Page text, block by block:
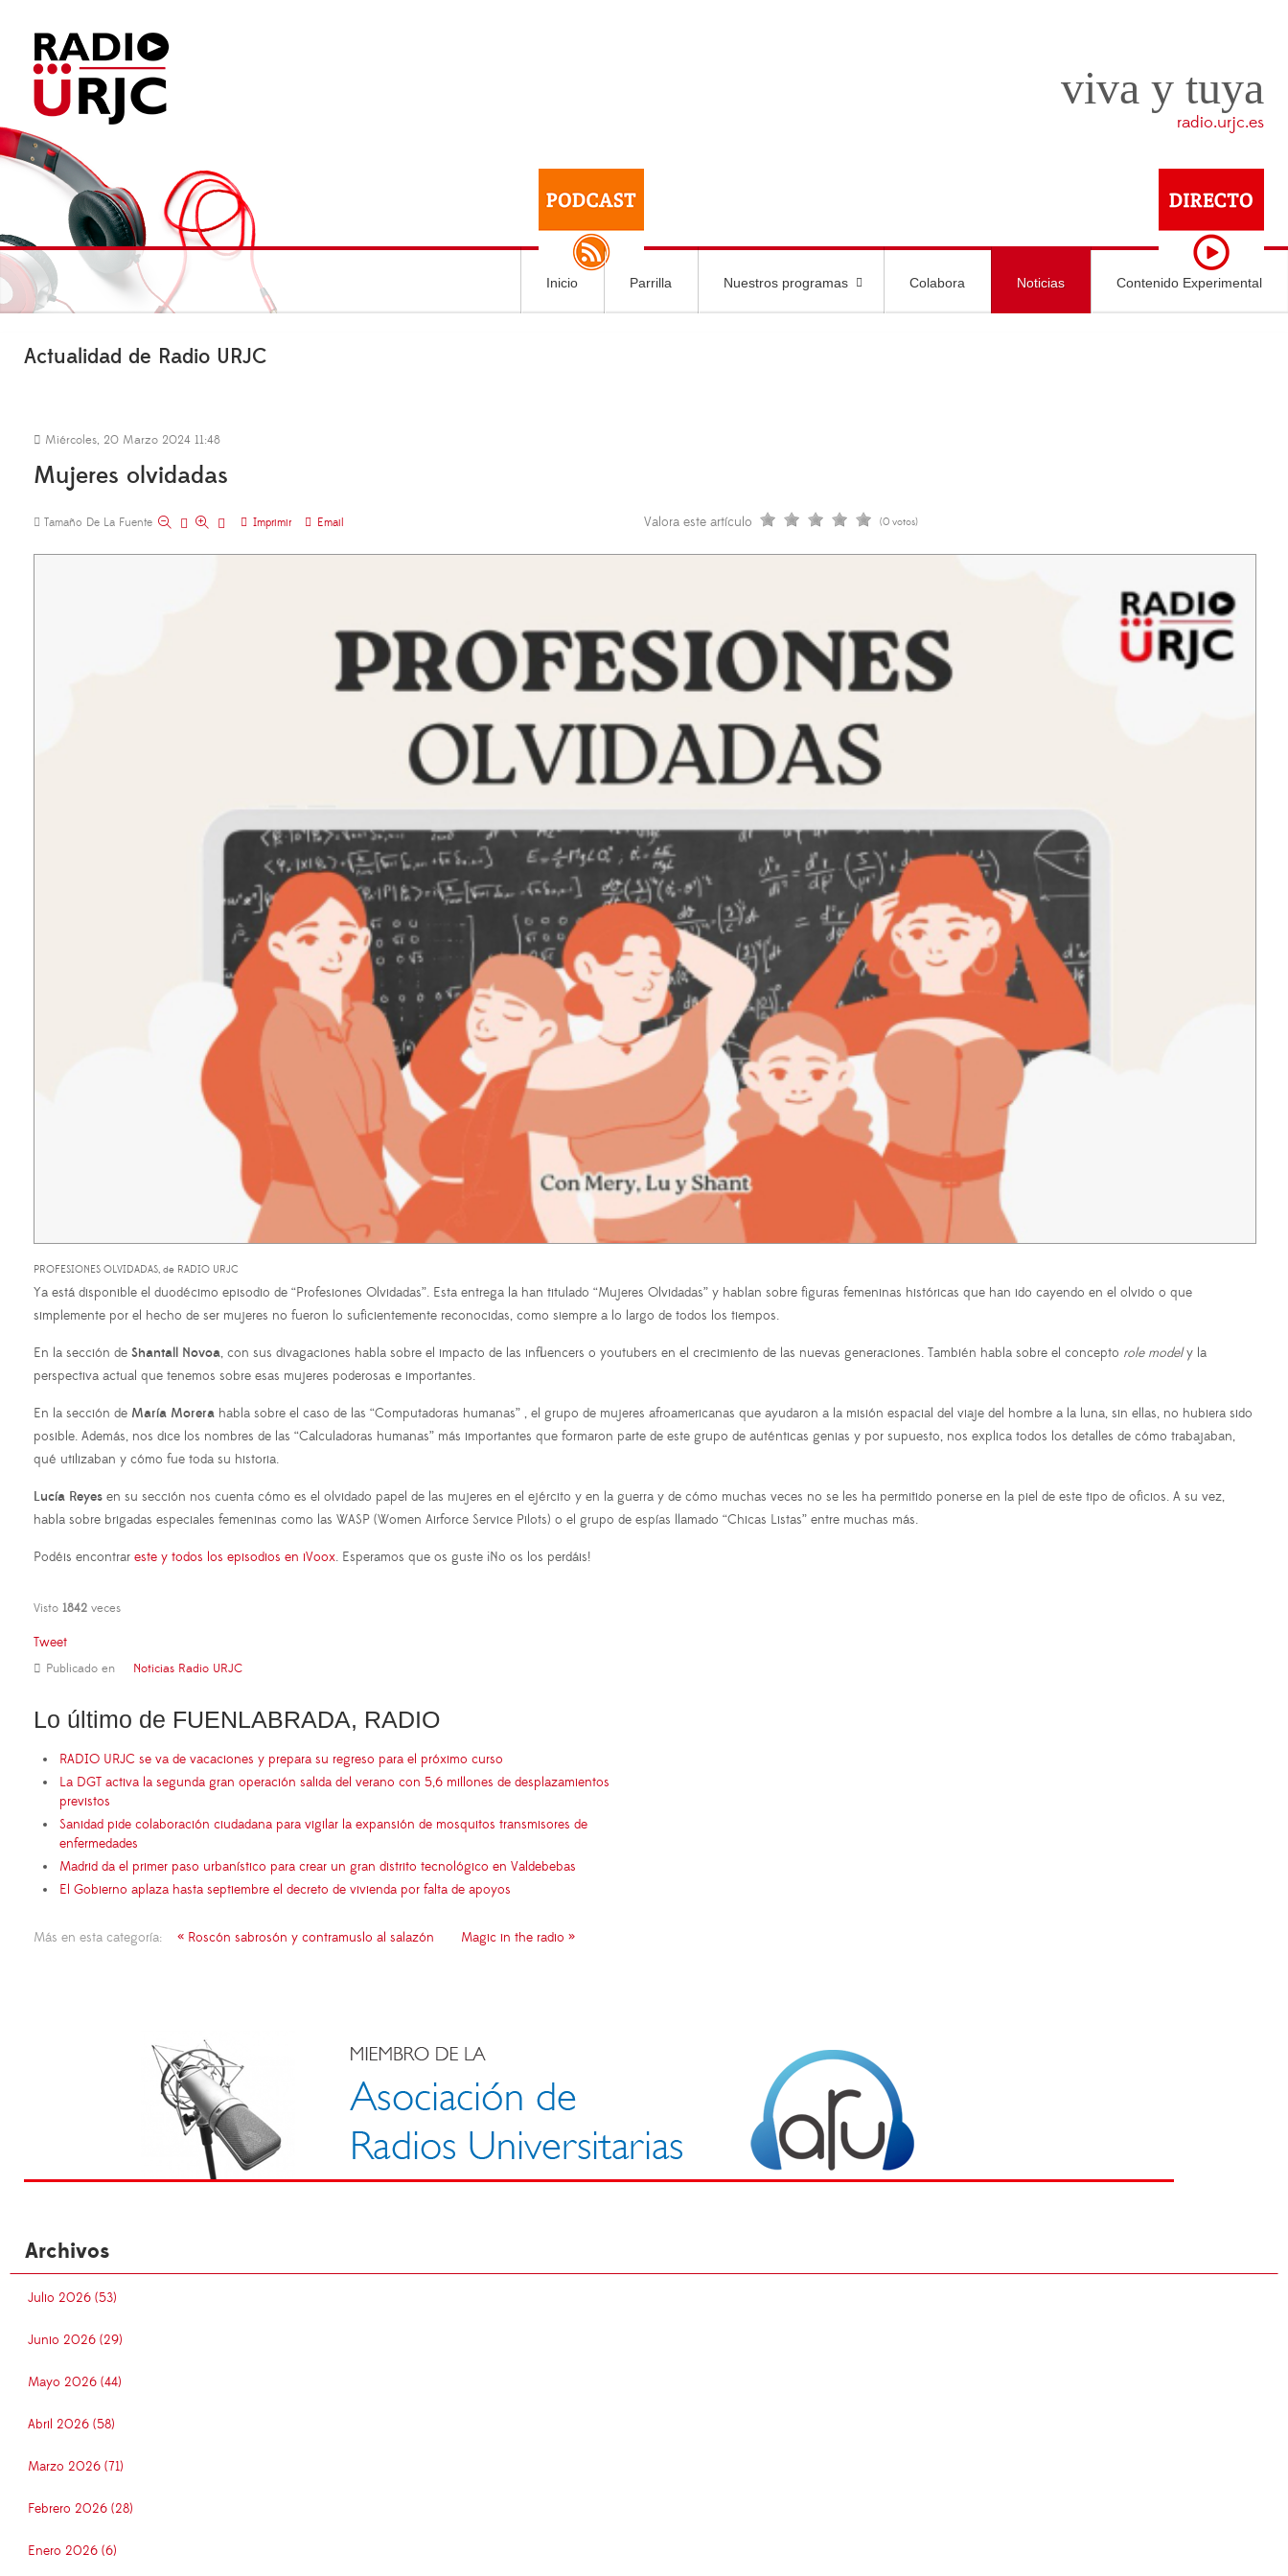
viva y tuya
radio.urjc.es
Inicio Parrilla Nuestros programas Colabora Noticias Contenido Experimental
Actualidad de Radio URJC
Miércoles, 20 Marzo 2024 11:48
Mujeres olvidadas
Tamaño De La Fuente Imprimir Email Valora este artículo (0 votos)
PROFESIONES OLVIDADAS, de RADIO URJC
Ya está disponible el duodécimo episodio de “Profesiones Olvidadas”. Esta entrega la han titulado “Mujeres Olvidadas” y hablan sobre figuras femeninas históricas que han ido cayendo en el olvido o que
simplemente por el hecho de ser mujeres no fueron lo suficientemente reconocidas, como siempre a lo largo de todos los tiempos.
En la sección de Shantall Novoa, con sus divagaciones habla sobre el impacto de las influencers o youtubers en el crecimiento de las nuevas generaciones. También habla sobre el concepto role modely la
perspectiva actual que tenemos sobre esas mujeres poderosas e importantes.
En la sección de María Morera habla sobre el caso de las “Computadoras humanas” , el grupo de mujeres afroamericanas que ayudaron a la misión espacial del viaje del hombre a la luna, sin ellas, no hubiera sido
posible. Además, nos dice los nombres de las “Calculadoras humanas” más importantes que formaron parte de este grupo de auténticas genias y por supuesto, nos explica todos los detalles de cómo trabajaban,
qué utilizaban y cómo fue toda su historia.
Lucía Reyes en su sección nos cuenta cómo es el olvidado papel de las mujeres en el ejército y en la guerra y de cómo muchas veces no se les ha permitido ponerse en la piel de este tipo de oficios. A su vez,
habla sobre brigadas especiales femeninas como las WASP (Women Airforce Service Pilots) o el grupo de espías llamado “Chicas Listas” entre muchas más.
Podéis encontrar este y todos los episodios en iVoox. Esperamos que os guste ¡No os los perdáis!
Visto 1842 veces
Tweet
Publicado en Noticias Radio URJC
Lo último de FUENLABRADA, RADIO
RADIO URJC se va de vacaciones y prepara su regreso para el próximo curso
La DGT activa la segunda gran operación salida del verano con 5,6 millones de desplazamientos
previstos
Sanidad pide colaboración ciudadana para vigilar la expansión de mosquitos transmisores de
enfermedades
Madrid da el primer paso urbanístico para crear un gran distrito tecnológico en Valdebebas
El Gobierno aplaza hasta septiembre el decreto de vivienda por falta de apoyos
Más en esta categoría: « Roscón sabrosón y contramuslo al salazón Magic in the radio »
Archivos
Julio 2026 (53)
Junio 2026 (29)
Mayo 2026 (44)
Abril 2026 (58)
Marzo 2026 (71)
Febrero 2026 (28)
Enero 2026 (6)